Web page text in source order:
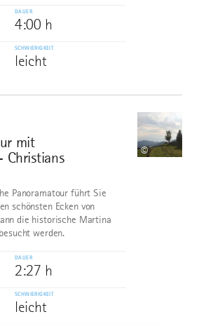
DAUER
4:00 h
SCHWIERIGKEIT
leicht
mit
Christians
©
Panoramatour führt Sie
schönsten Ecken von
die historische Martina
werden.
DAUER
2:27 h
SCHWIERIGKEIT
leicht